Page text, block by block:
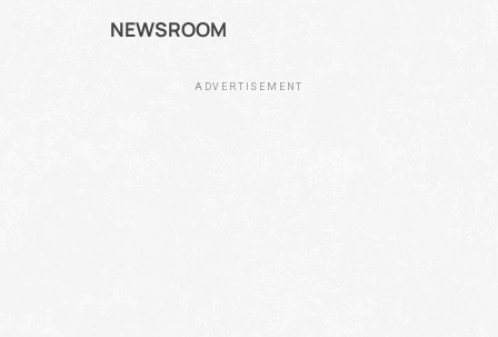
NEWSROOM
ADVERTISEMENT